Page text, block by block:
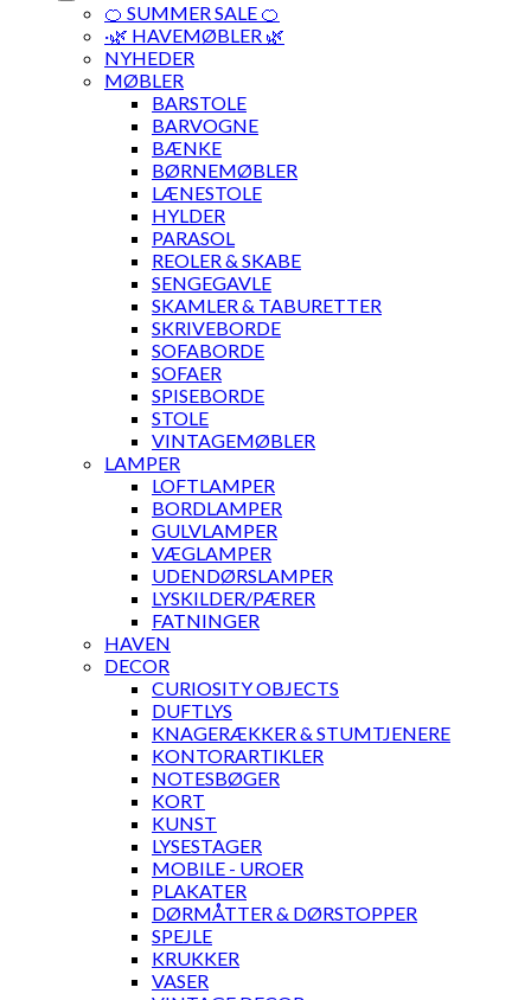
🍊 SUMMER SALE 🍊
·🌿 HAVEMØBLER 🌿
NYHEDER
MØBLER
BARSTOLE
BARVOGNE
BÆNKE
BØRNEMØBLER
LÆNESTOLE
HYLDER
PARASOL
REOLER & SKABE
SENGEGAVLE
SKAMLER & TABURETTER
SKRIVEBORDE
SOFABORDE
SOFAER
SPISEBORDE
STOLE
VINTAGEMØBLER
LAMPER
LOFTLAMPER
BORDLAMPER
GULVLAMPER
VÆGLAMPER
UDENDØRSLAMPER
LYSKILDER/PÆRER
FATNINGER
HAVEN
DECOR
CURIOSITY OBJECTS
DUFTLYS
KNAGERÆKKER & STUMTJENERE
KONTORARTIKLER
NOTESBØGER
KORT
KUNST
LYSESTAGER
MOBILE - UROER
PLAKATER
DØRMÅTTER & DØRSTOPPER
SPEJLE
KRUKKER
VASER